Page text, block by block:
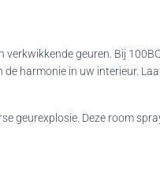
geuren. Bij
de harmonie in uw interieur.
geurexplosie. Deze room